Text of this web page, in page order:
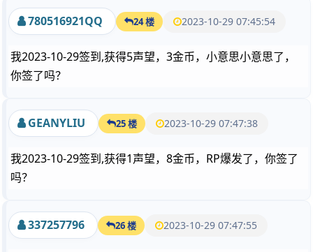
780516921QQ 24 楼 2023-10-29 07:45:54
我2023-10-29签到,获得5声望，3金币，小意思小意思了，
你签了吗？
GEANYLIU 25 楼 2023-10-29 07:47:38
我2023-10-29签到,获得1声望，8金币，RP爆发了，你签了
吗？
337257796 26 楼 2023-10-29 07:47:55